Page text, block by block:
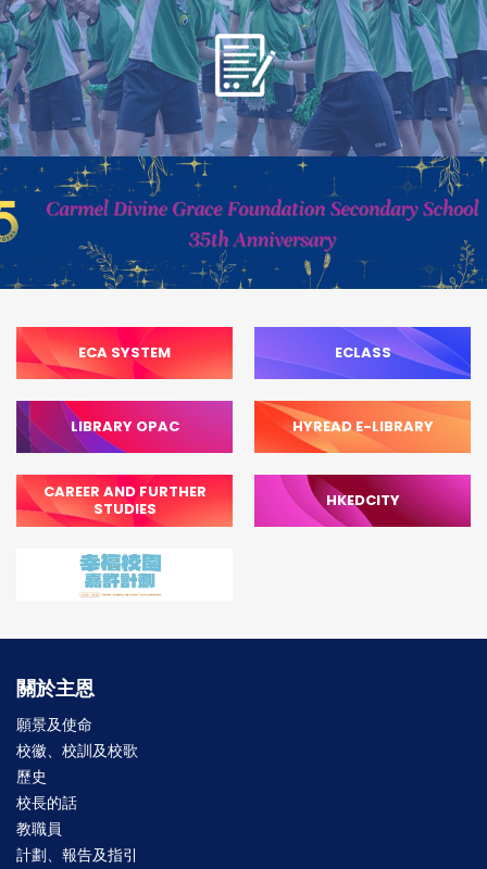
ECA SYSTEM ECLASS
LIBRARY OPAC HYREAD E-LIBRARY
CAREER AND FURTHER
STUDIES
HKEDCITY
關於主恩
願景及使命
校徽、校訓及校歌
歷史
校長的話
教職員
計劃、報告及指引